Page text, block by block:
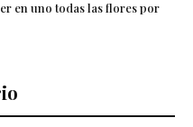
en uno todas las flores por